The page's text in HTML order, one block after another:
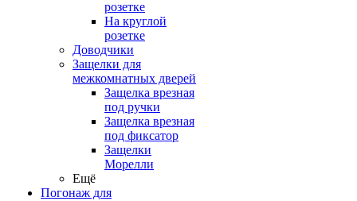
розетке
На круглой
розетке
Доводчики
Защелки для
межкомнатных дверей
Защелка врезная
под ручки
Защелка врезная
под фиксатор
Защелки
Морелли
Ещё
Погонаж для